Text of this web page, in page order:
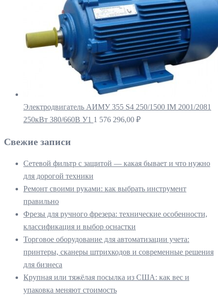
Электродвигатель АИМУ 355 S4 250/1500 IM 2001/2081
250кВт 380/660В У1 1 576 296,00 ₽
Свежие записи
Сетевой фильтр с защитой — какая бывает и что нужно
для дорогой техники
Ремонт своими руками: как выбрать инструмент
правильно
Фрезы для ручного фрезера: технические особенности,
классификация и выбор оснастки
Торговое оборудование для автоматизации учета:
принтеры, сканеры штрихкодов и современные решения
для бизнеса
Крупная или тяжёлая посылка из США: как вес и
упаковка меняют стоимость